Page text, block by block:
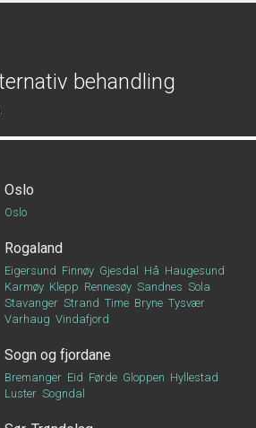
behandling
Oslo
Oslo
Rogaland
Eigersund Finnøy Gjesdal Hå Haugesund
Karmøy Klepp Rennesøy Sandnes Sola
Stavanger Strand Time Bryne Tysvær
Varhaug Vindafjord
Sogn og fjordane
Bremanger Eid Førde Gloppen Hyllestad
Luster Sogndal